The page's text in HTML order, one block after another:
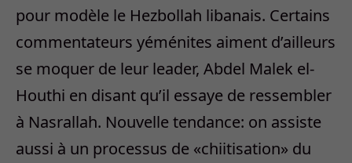
pour modèle le Hezbollah libanais. Certains
commentateurs yéménites aiment d’ailleurs
se moquer de leur leader, Abdel Malek el-
Houthi en disant qu’il essaye de ressembler
à Nasrallah. Nouvelle tendance: on assiste
aussi à un processus de «chiitisation» du